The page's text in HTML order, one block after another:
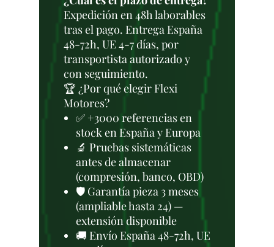
Expedición en 48h laborables
tras el pago. Entrega España
48-72h, UE 4-7 días, por
transportista autorizado y
con seguimiento.
🏆 ¿Por qué elegir Flexi
Motores?
✅ +3000 referencias en
stock en España y Europa
🔬 Pruebas sistemáticas
antes de almacenar
(compresión, banco, OBD)
🛡️ Garantía pieza 3 meses
(ampliable hasta 24) —
extensión disponible
🚚 Envío España 48-72h, UE